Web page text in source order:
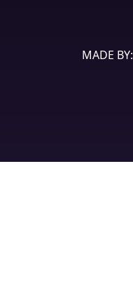
MADE BY: